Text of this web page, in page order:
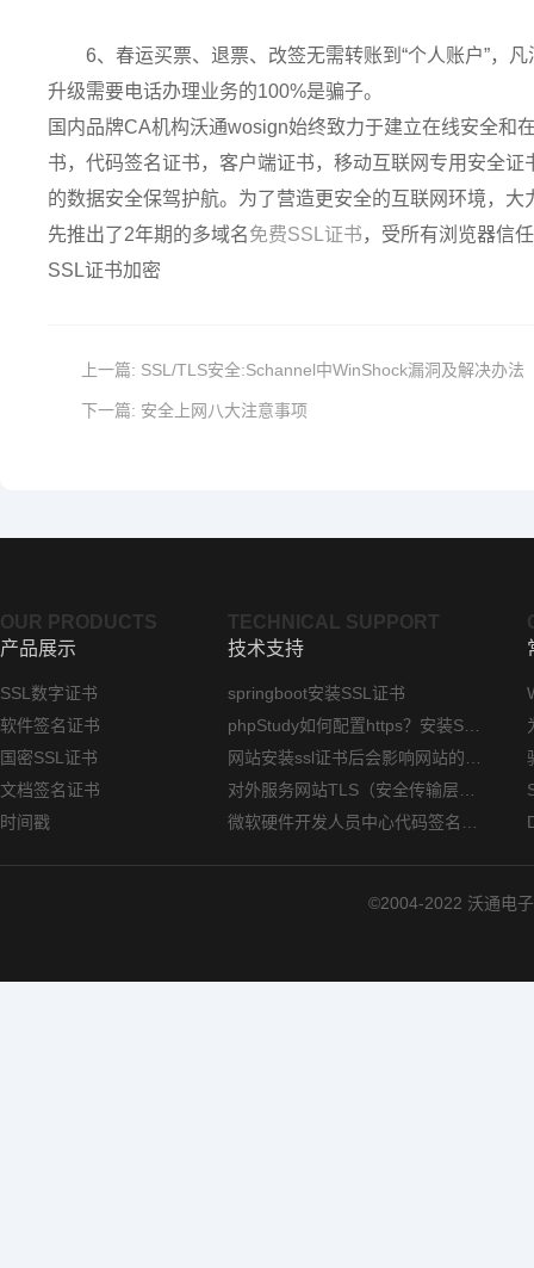
6、春运买票、退票、改签无需转账到“个人账户”，
升级需要电话办理业务的100%是骗子。
国内品牌CA机构沃通wosign始终致力于建立在线安全和
书，代码签名证书，客户端证书，移动互联网专用安全
的数据安全保驾护航。为了营造更安全的互联网环境，
先推出了2年期的多域名免费SSL证书 ，受所有浏览器信
SSL证书加密
上一篇: SSL/TLS安全:Schannel中WinShock漏洞及解决办法
下一篇: 安全上网八大注意事项
OUR PRODUCTS
产品展示
SSL数字证书
软件签名证书
国密SSL证书
文档签名证书
时间戳
TECHNICAL SUPPORT
技术支持
springboot安装SSL证书
©2004-2022 沃通电